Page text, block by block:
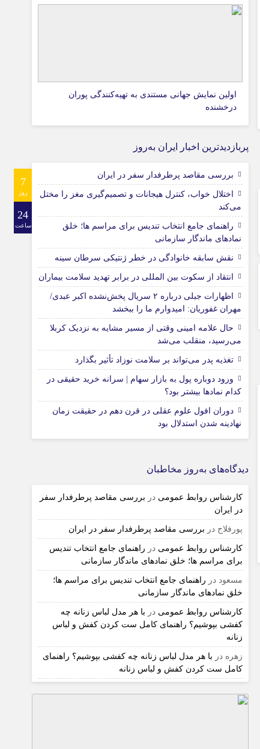
اولین نمایش جهانی مستندی به تهیه‌کنندگی پوران
درخشنده
پربازدیدترین اخبار ایران به‌روز
7
روز
24
ساعت
بررسی مقاصد پرطرفدار سفر در ایران
اختلال خواب، کنترل هیجانات و تصمیم‌گیری مغز را مختل
می‌کند
راهنمای جامع انتخاب تندیس برای مراسم ها؛ خلق
نمادهای ماندگار سازمانی
نقش سابقه خانوادگی در خطر ژنتیکی سرطان سینه
انتقاد از سکوت بین المللی در برابر تهدید سلامت بیماران
اظهارات جبلی درباره ۲ سریال پخش‌نشده اکبر عبدی/
مهران غفوریان: امیدوارم ما را ببخشد
حال علامه امینی وقتی از مسیر مشایه به نزدیک کربلا
می‌رسید، منقلب می‌شد
تغذیه پدر می‌تواند بر سلامت نوزاد تأثیر بگذارد
ورود دوباره پول به بازار سهام | سرانه خرید حقیقی در
کدام نماد‌ها بیشتر بود؟
دوران افول علوم عقلی در قرن دهم در حقیقت زمان
نهادینه شدن استدلال بود
دیدگاه‌های به‌روز مخاطبان
کارشناس روابط عمومی در بررسی مقاصد پرطرفدار سفر
در ایران
پورفلاح در بررسی مقاصد پرطرفدار سفر در ایران
کارشناس روابط عمومی در راهنمای جامع انتخاب تندیس
برای مراسم ها؛ خلق نمادهای ماندگار سازمانی
مسعود در راهنمای جامع انتخاب تندیس برای مراسم ها؛
خلق نمادهای ماندگار سازمانی
کارشناس روابط عمومی در با هر مدل لباس زنانه چه
کفشی بپوشیم؟ راهنمای کامل ست کردن کفش و لباس
زنانه
زهره در با هر مدل لباس زنانه چه کفشی بپوشیم؟ راهنمای
کامل ست کردن کفش و لباس زنانه